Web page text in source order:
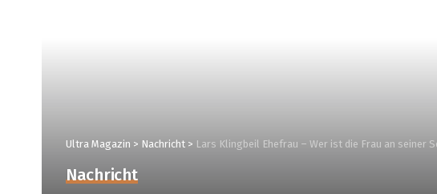
Ultra Magazin > Nachricht > Lars Klingbeil Ehefrau – Wer ist die Frau an seiner
Nachricht